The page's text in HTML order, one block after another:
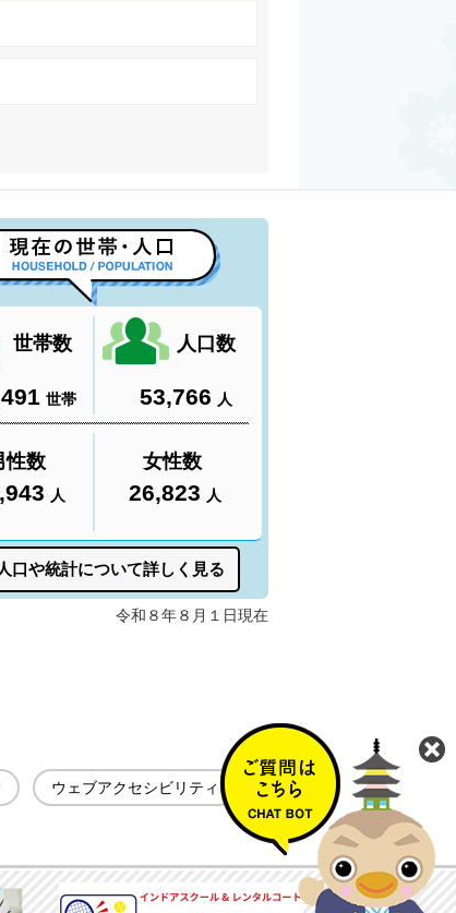
ウェブアクセシビリティ